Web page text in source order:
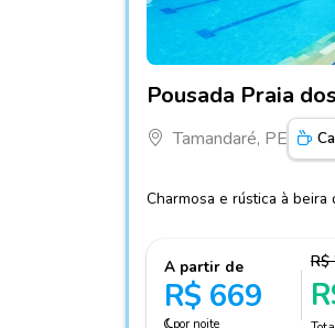
Pousada Praia
Tamandaré, PE
Charmosa e rústica à beira
A partir de
R$ 669
por noite
R$